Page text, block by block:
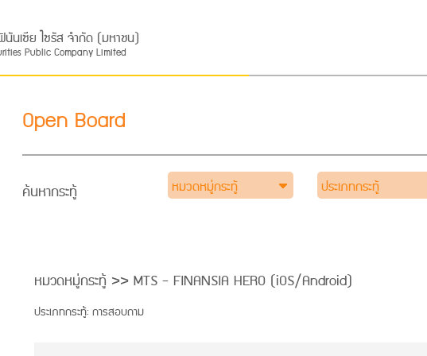
นเซีย ไซรัส จำกัด (มหาชน)
Public Company Limited
Open Board
ค้นหากระทู้ หมวดหมู่กระทู้ ประเภทกระทู้
หมวดหมู่กระทู้ >> MTS - FINANSIA HERO (iOS/Android)
ประเภทกระทู้: การสอบถาม